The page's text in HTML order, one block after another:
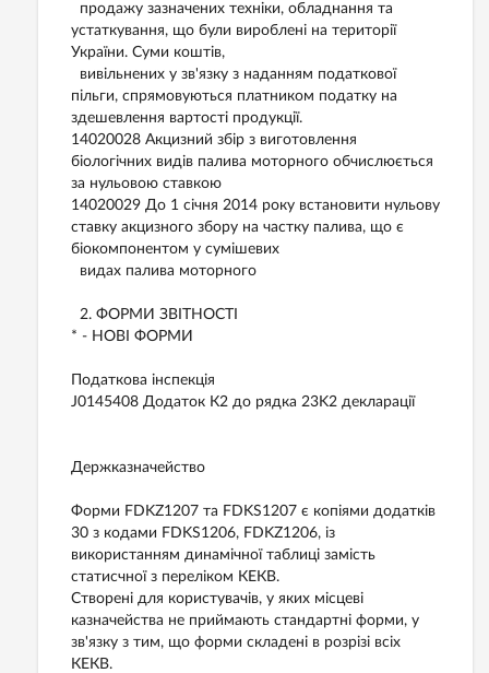
продажу зазначених техніки, обладнання та
устаткування, що були вироблені на території
України. Суми коштів,
вивільнених у зв'язку з наданням податкової
пільги, спрямовуються платником податку на
здешевлення вартості продукції.
14020028 Акцизний збір з виготовлення
біологічних видів палива моторного обчислюється
за нульовою ставкою
14020029 До 1 січня 2014 року встановити нульову
ставку акцизного збору на частку палива, що є
біокомпонентом у сумішевих
видах палива моторного
2. ФОРМИ ЗВІТНОСТІ
* - НОВІ ФОРМИ
Податкова інспекція
J0145408 Додаток К2 до рядка 23K2 декларації
Держказначейство
Форми FDKZ1207 та FDKS1207 є копіями додатків
30 з кодами FDKS1206, FDKZ1206, із
використанням динамічної таблиці замість
статисчної з переліком КЕКВ.
Створені для користувачів, у яких місцеві
казначейства не приймають стандартні форми, у
зв'язку з тим, що форми складені в розрізі всіх
КЕКВ.